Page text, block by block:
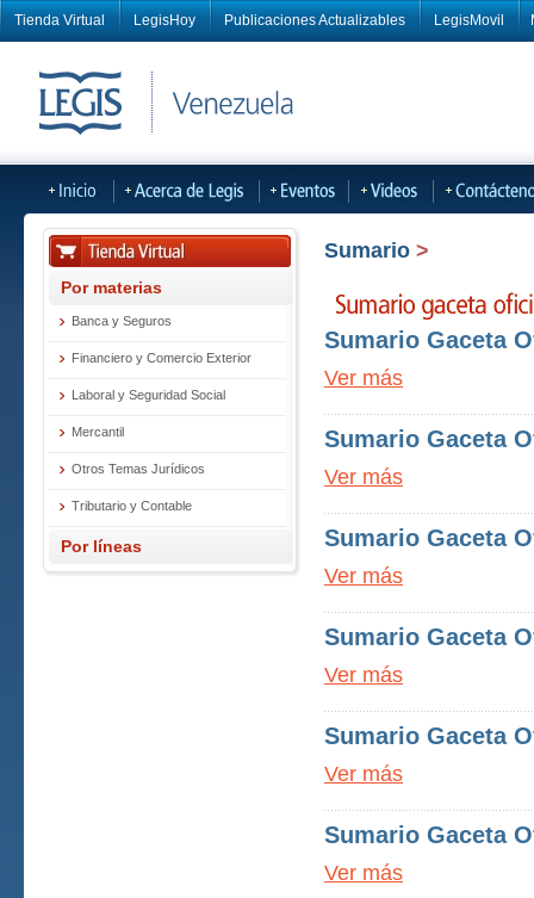
Tienda Virtual LegisHoy Publicaciones Actualizables LegisMovil
Por materias
Banca y Seguros
Financiero y Comercio Exterior
Laboral y Seguridad Social
Mercantil
Otros Temas Jurídicos
Tributario y Contable
Por líneas
Sumario >
Sumario Gaceta
Ver más
Sumario Gaceta
Ver más
Sumario Gaceta
Ver más
Sumario Gaceta
Ver más
Sumario Gaceta
Ver más
Sumario Gaceta
Ver más